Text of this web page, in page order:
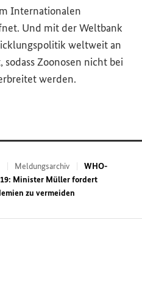
Internationalen
Und mit der Weltbank
weltweit an
Zoonosen nicht bei
werden.
Meldungsarchiv
WHO-
Minister Müller fordert
zu vermeiden
Externer Link
Link Link
Externer Link